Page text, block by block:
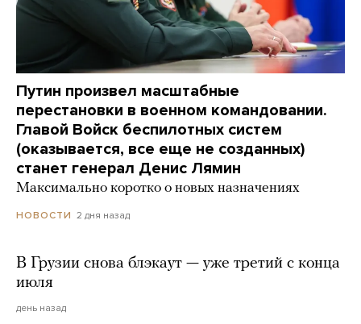
Путин произвел масштабные
перестановки в военном командовании.
Главой Войск беспилотных систем
(оказывается, все еще не созданных)
станет генерал Денис Лямин
Максимально коротко о новых назначениях
НОВОСТИ 2 дня назад
В Грузии снова блэкаут — уже третий с конца
июля
день назад